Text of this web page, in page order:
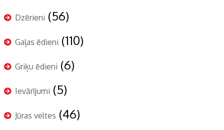
Dzērieni (56)
Gaļas ēdieni (110)
Griķu ēdieni (6)
Ievārījumi (5)
Jūras veltes (46)